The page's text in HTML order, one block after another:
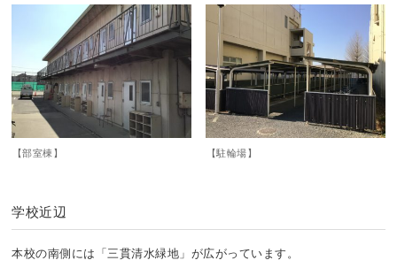
【部室棟】 【駐輪場】
学校近辺
本校の南側には「三貫清水緑地」が広がっています。